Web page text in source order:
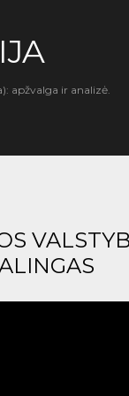
apžvalga ir analizė.